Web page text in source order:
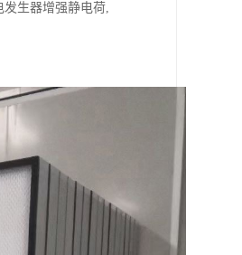
生器增强静电荷,